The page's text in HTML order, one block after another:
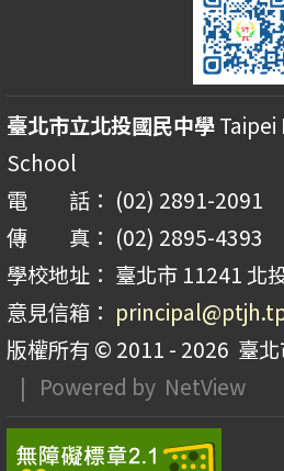
臺北市立北投國民中學
School
電 話： (02) 2891-2091
傳 真： (02) 2895-4393
學校地址： 臺北市 11241 北
意見信箱：
版權所有 © 2011 - 2026 臺
| Powered by NetView